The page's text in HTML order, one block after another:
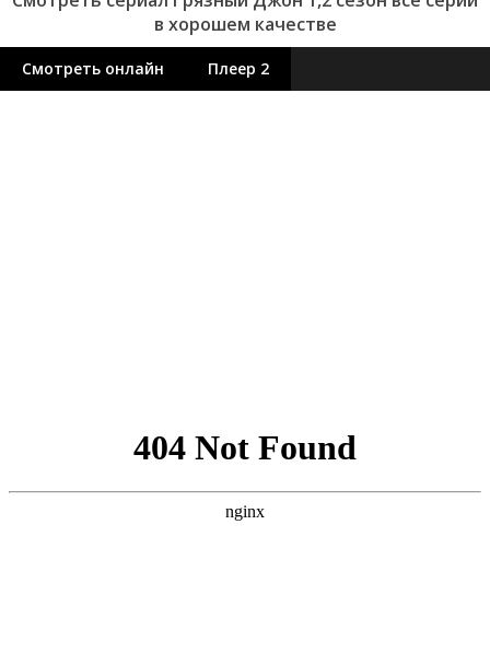
в хорошем качестве
Смотреть онлайн Плеер 2